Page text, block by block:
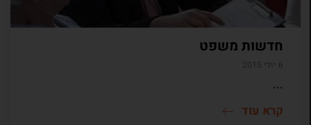
חדשות משפט
6 יולי 2015
...
קרא עוד